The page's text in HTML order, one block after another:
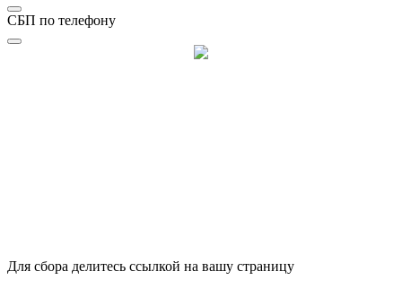
СБП по телефону
Для сбора делитесь ссылкой на вашу страницу